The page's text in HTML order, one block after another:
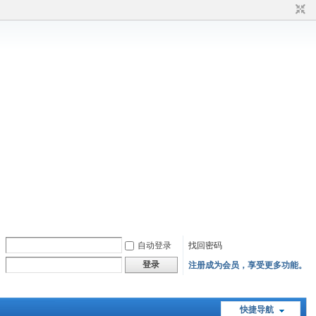
自动登录
找回密码
登录
注册成为会员，享受更多功能。
快捷导航